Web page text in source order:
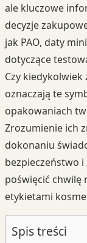
ale kluczowe
decyzje
jak PAO, daty
dotyczące
Czy kiedykolwiek
oznaczają te
opakowaniach
Zrozumienie ich
dokonaniu
bezpieczeństwo
poświęcić chwilę
etykietami
Spis treści